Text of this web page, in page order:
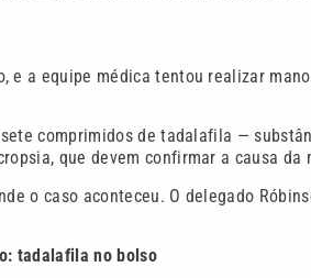
e a equipe médica tentou realizar
comprimidos de tadalafila —
que devem confirmar a causa da
o caso aconteceu. O delegado
tadalafila no bolso